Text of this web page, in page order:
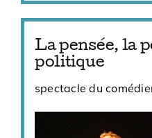
La pensée, la
politique
spectacle du